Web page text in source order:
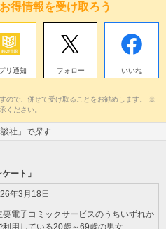
得情報を受け取ろう
リ通知 フォロー いいね
ので、併せて受け取ることをお勧めします。 ※
ください。
談社」で探す
ート」
年3月18日
要電子コミックサービスのうちいずれか
利用している20歳～69歳の男女